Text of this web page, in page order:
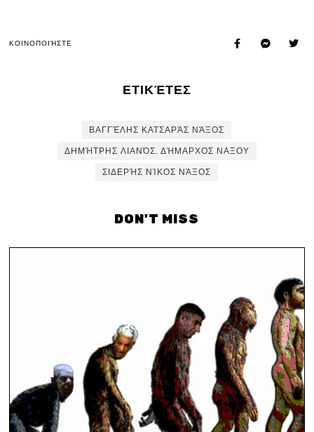
ΚΟΙΝΟΠΟΙΉΣΤΕ
ΕΤΙΚΈΤΕΣ
ΒΑΓΓΈΛΗΣ ΚΑΤΣΑΡΆΣ ΝΆΞΟΣ
ΔΗΜΉΤΡΗΣ ΛΙΑΝΌΣ. ΔΉΜΑΡΧΟΣ ΝΑΞΟΥ
ΣΙΔΕΡΉΣ ΝΊΚΟΣ ΝΆΞΟΣ
DON'T MISS